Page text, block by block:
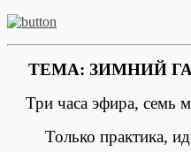
ТЕМА: ЗИМНИЙ
Три часа эфира, семь
Только практика,